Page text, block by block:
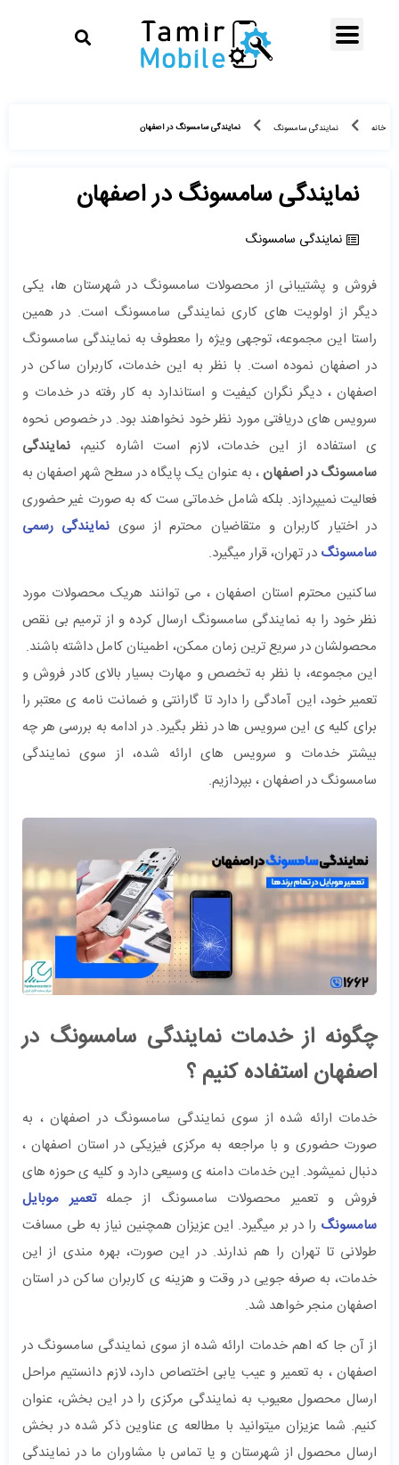
خانه نمایندگی سامسونگ نمایندگی سامسونگ در اصفهان
نمایندگی سامسونگ در اصفهان
نمایندگی سامسونگ
فروش و پشتیبانی از محصولات سامسونگ در شهرستان ها، یکی
دیگر از اولویت های کاری نمایندگی سامسونگ است. در همین
راستا این مجموعه، توجهی ویژه را معطوف به نمایندگی سامسونگ
در اصفهان نموده است. با نظر به این خدمات، کاربران ساکن در
اصفهان ، دیگر نگران کیفیت و استاندارد به کار رفته در خدمات و
سرویس های دریافتی مورد نظر خود نخواهند بود. در خصوص نحوه
ی استفاده از این خدمات، لازم است اشاره کنیم، نمایندگی
سامسونگ در اصفهان، به عنوان یک پایگاه در سطح شهر اصفهان به
فعالیت نمیپردازد. بلکه شامل خدماتی ست که به صورت غیر حضوری
در اختیار کاربران و متقاضیان محترم از سوی نمایندگی رسمی
سامسونگ در تهران، قرار میگیرد.
ساکنین محترم استان اصفهان ، می توانند هریک محصولات مورد
نظر خود را به نمایندگی سامسونگ ارسال کرده و از ترمیم بی نقص
محصولشان در سریع ترین زمان ممکن، اطمینان کامل داشته باشند.
این مجموعه، با نظر به تخصص و مهارت بسیار بالای کادر فروش و
تعمیر خود، این آمادگی را دارد تا گارانتی و ضمانت نامه ی معتبر را
برای کلیه ی این سرویس ها در نظر بگیرد. در ادامه به بررسی هر چه
بیشتر خدمات و سرویس های ارائه شده، از سوی نمایندگی
سامسونگ در اصفهان ، بپردازیم.
چگونه از خدمات نمایندگی سامسونگ در
اصفهان استفاده کنیم ؟
خدمات ارائه شده از سوی نمایندگی سامسونگ در اصفهان ، به
صورت حضوری و با مراجعه به مرکزی فیزیکی در استان اصفهان ،
دنبال نمیشود. این خدمات دامنه ی وسیعی دارد و کلیه ی حوزه های
فروش و تعمیر محصولات سامسونگ از جملهتعمیر موبایل
سامسونگ را در بر میگیرد. این عزیزان همچنین نیاز به طی مسافت
طولانی تا تهران را هم ندارند. در این صورت، بهره مندی از این
خدمات، به صرفه جویی در وقت و هزینه ی کاربران ساکن در استان
اصفهان منجر خواهد شد.
از آن جا که اهم خدمات ارائه شده از سوی نمایندگی سامسونگ در
اصفهان ، به تعمیر و عیب یابی اختصاص دارد، لازم دانستیم مراحل
ارسال محصول معیوب به نمایندگی مرکزی را در این بخش، عنوان
کنیم. شما عزیزان میتوانید با مطالعه ی عناوین ذکر شده در بخش
ارسال محصول از شهرستان و یا تماس با مشاوران ما در نمایندگی